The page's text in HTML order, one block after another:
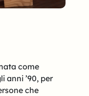
come
anni ’90, per
che